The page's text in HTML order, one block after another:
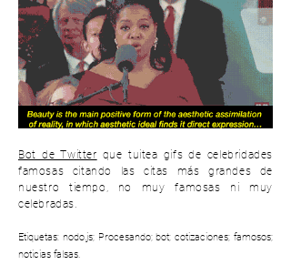
Bot de Twitter que tuitea gifs de celebridades
famosas citando las citas más grandes de
nuestro tiempo, no muy famosas ni muy
celebradas.
Etiquetas: nodo.js; Procesando; bot; cotizaciones; famosos;
noticias falsas.